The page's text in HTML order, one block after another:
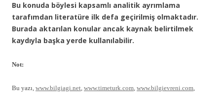
Bu konuda böylesi kapsamlı analitik ayrımlama
tarafımdan literatüre ilk defa geçirilmiş olmaktadır.
Burada aktarılan konular ancak kaynak belirtilmek
kaydıyla başka yerde kullanılabilir.
Not:
Bu yazı, www.bilgiagi.net, www.timeturk.com, www.bilgievreni.com,